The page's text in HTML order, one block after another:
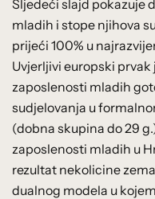
Sljedeći slajd pokazuje
mladih i stope njihova
prijeći 100% u
Uvjerljivi europski
zaposlenosti mladih
sudjelovanja u
(dobna skupina do 29
zaposlenosti mladih u
rezultat nekolicine
dualnog modela u